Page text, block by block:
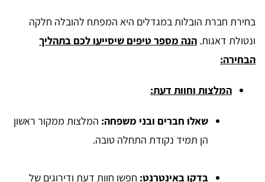
בחירת חברת הובלות במגדלים היא המפתח להובלה חלקה
ונטולת דאגות. הנה מספר טיפים שיסייעו לכם בתהליך
הבחירה:
המלצות וחוות דעת:
שאלו חברים ובני משפחה: המלצות ממקור ראשון
הן תמיד נקודת התחלה טובה.
בדקו באינטרנט: חפשו חוות דעת ודירוגים של